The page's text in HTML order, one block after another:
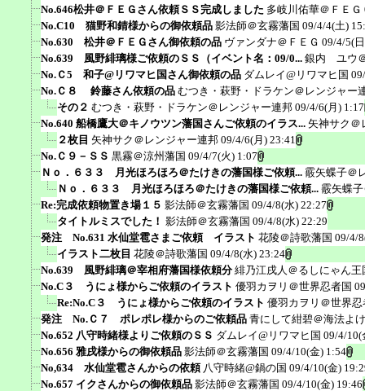
No.646松井＠ＦＥＧさん依頼ＳＳ完成しました 多岐川佑華＠ＦＥＧ
No.C10 猫野和錆様からの御依頼品 影法師＠玄霧藩国 09/4/4(土)
No.630 松井＠ＦＥＧさん御依頼の品 ヴァンダナ＠ＦＥＧ 09/4/5(
No.639 風野緋璃様ご依頼のＳＳ（イベント名：09/0... 銀内 ユウ
No.Ｃ5 和子@リワマヒ国さん御依頼の品 ダムレイ@リワマヒ国
No.Ｃ８ 鈴藤さん依頼の品 むつき・萩野・ドラケン＠レンジャー
その２ むつき・萩野・ドラケン＠レンジャー連邦 09/4/6(月) 1:17
No.640 船橋鷹大＠キノウツン藩国さんご依頼のイラス... 矢神サク＠
２枚目 矢神サク＠レンジャー連邦 09/4/6(月) 23:41
No.Ｃ９－ＳＳ 黒霧＠涼州藩国 09/4/7(火) 1:07
Ｎｏ．６３３ 月光ほろほろ＠たけきの藩国様ご依頼... 霰矢蝶子＠
Ｎｏ．６３３ 月光ほろほろ＠たけきの藩国様ご依頼... 霰矢蝶
Re:完成依頼物置き場１５ 影法師＠玄霧藩国 09/4/8(水) 22:27
タイトルミスでした！ 影法師＠玄霧藩国 09/4/8(水) 22:29
発注 No.631 水仙堂雹さまご依頼 イラスト 花陵＠詩歌藩国 09/4/
イラスト二枚目 花陵＠詩歌藩国 09/4/8(水) 23:24
No.639 風野緋璃＠宰相府藩国様依頼分 緋乃江戌人＠るしにゃん王
No.C３ うにょ様からご依頼のイラスト 優羽カヲリ＠世界忍者国
Re:No.C３ うにょ様からご依頼のイラスト 優羽カヲリ＠世界忍
発注 No.Ｃ７ ポレポレ様からのご依頼品 青にして紺碧＠海法よ
No.652 八守時緒様よりご依頼のＳＳ ダムレイ@リワマヒ国 09/4/10(
No.656 雅戌様からの御依頼品 影法師＠玄霧藩国 09/4/10(金) 1:54
No,634 水仙堂雹さんからの依頼 八守時緒@鍋の国 09/4/10(金)
No.657 イクさんからの御依頼品 影法師＠玄霧藩国 09/4/10(金) 19:46